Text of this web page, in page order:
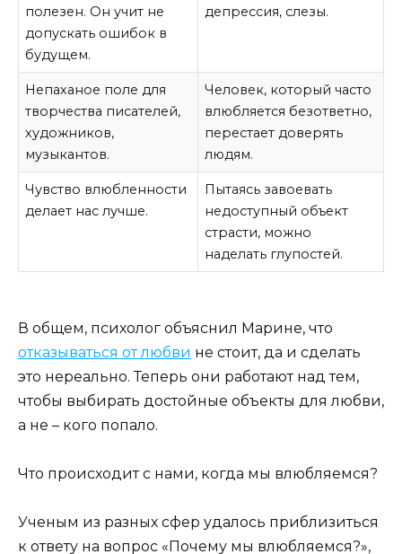
полезен. Он учит не
допускать ошибок в
будущем.
депрессия, слезы.
Непаханое поле для
творчества писателей,
художников,
музыкантов.
Человек, который часто
влюбляется безответно,
перестает доверять
людям.
Чувство влюбленности
делает нас лучше.
Пытаясь завоевать
недоступный объект
страсти, можно
наделать глупостей.
В общем, психолог объяснил Марине, что
отказываться от любви не стоит, да и сделать
это нереально. Теперь они работают над тем,
чтобы выбирать достойные объекты для любви,
а не – кого попало.
Что происходит с нами, когда мы влюбляемся?
Ученым из разных сфер удалось приблизиться
к ответу на вопрос «Почему мы влюбляемся?»,